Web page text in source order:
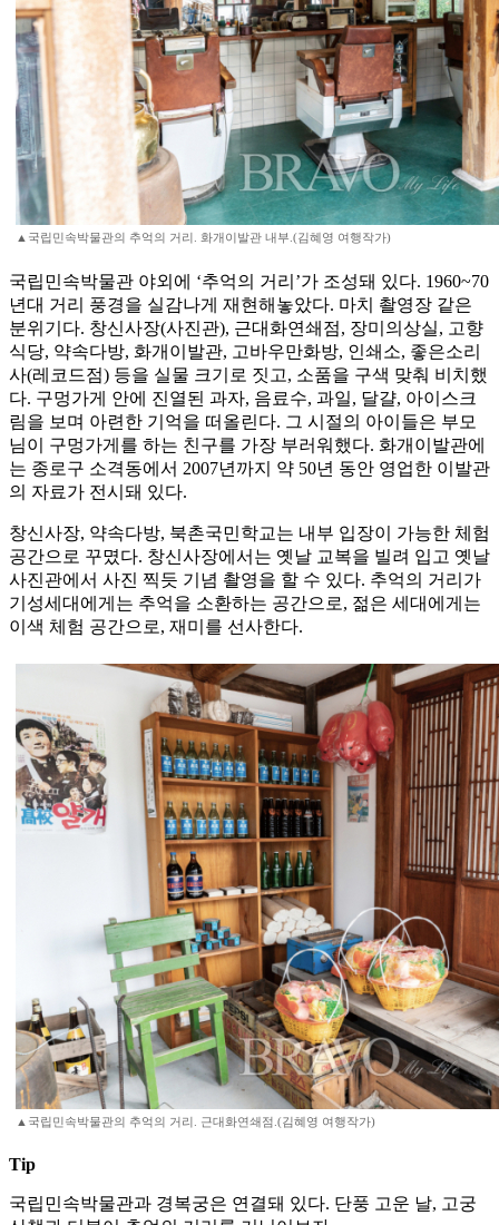
▲국립민속박물관의 추억의 거리. 화개이발관 내부.(김혜영 여행작가)
국립민속박물관 야외에 ‘추억의 거리’가 조성돼 있다. 1960~70
년대 거리 풍경을 실감나게 재현해놓았다. 마치 촬영장 같은
분위기다. 창신사장(사진관), 근대화연쇄점, 장미의상실, 고향
식당, 약속다방, 화개이발관, 고바우만화방, 인쇄소, 좋은소리
사(레코드점) 등을 실물 크기로 짓고, 소품을 구색 맞춰 비치했
다. 구멍가게 안에 진열된 과자, 음료수, 과일, 달걀, 아이스크
림을 보며 아련한 기억을 떠올린다. 그 시절의 아이들은 부모
님이 구멍가게를 하는 친구를 가장 부러워했다. 화개이발관에
는 종로구 소격동에서 2007년까지 약 50년 동안 영업한 이발관
의 자료가 전시돼 있다.
창신사장, 약속다방, 북촌국민학교는 내부 입장이 가능한 체험
공간으로 꾸몄다. 창신사장에서는 옛날 교복을 빌려 입고 옛날
사진관에서 사진 찍듯 기념 촬영을 할 수 있다. 추억의 거리가
기성세대에게는 추억을 소환하는 공간으로, 젊은 세대에게는
이색 체험 공간으로, 재미를 선사한다.
▲국립민속박물관의 추억의 거리. 근대화연쇄점.(김혜영 여행작가)
Tip
국립민속박물관과 경복궁은 연결돼 있다. 단풍 고운 날, 고궁